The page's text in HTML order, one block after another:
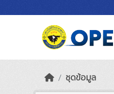
ชุดข้อมูล